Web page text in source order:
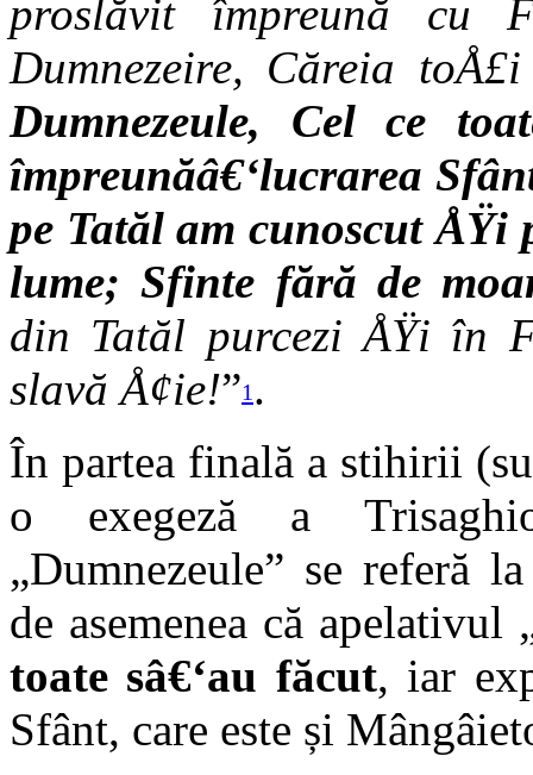
proslăvit împreună
Dumnezeire, Căreia
Dumnezeule, Cel ce
împreunăâ€‘lucrarea
pe Tatăl am cunoscut
lume; Sfinte fără de
din Tatăl purcezi ÅŸi în
slavă Å¢ie!”1 .
În partea finală a stihirii
o exegeză a
„Dumnezeule” se referă
de asemenea că
toate sâ€‘au făcut, iar
Sfânt, care este și